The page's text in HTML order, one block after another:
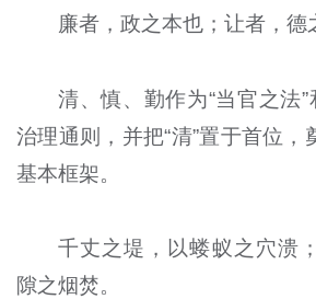
廉者，政之本也；让者，德
清、慎、勤作为“当官之法”
治理通则，并把“清”置于首位，
基本框架。
千丈之堤，以蝼蚁之穴溃
隙之烟焚。